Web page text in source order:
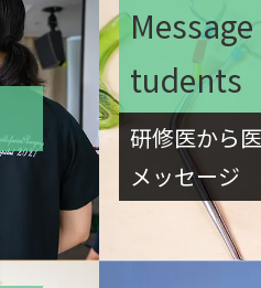
tudents
研修医から
メッセージ